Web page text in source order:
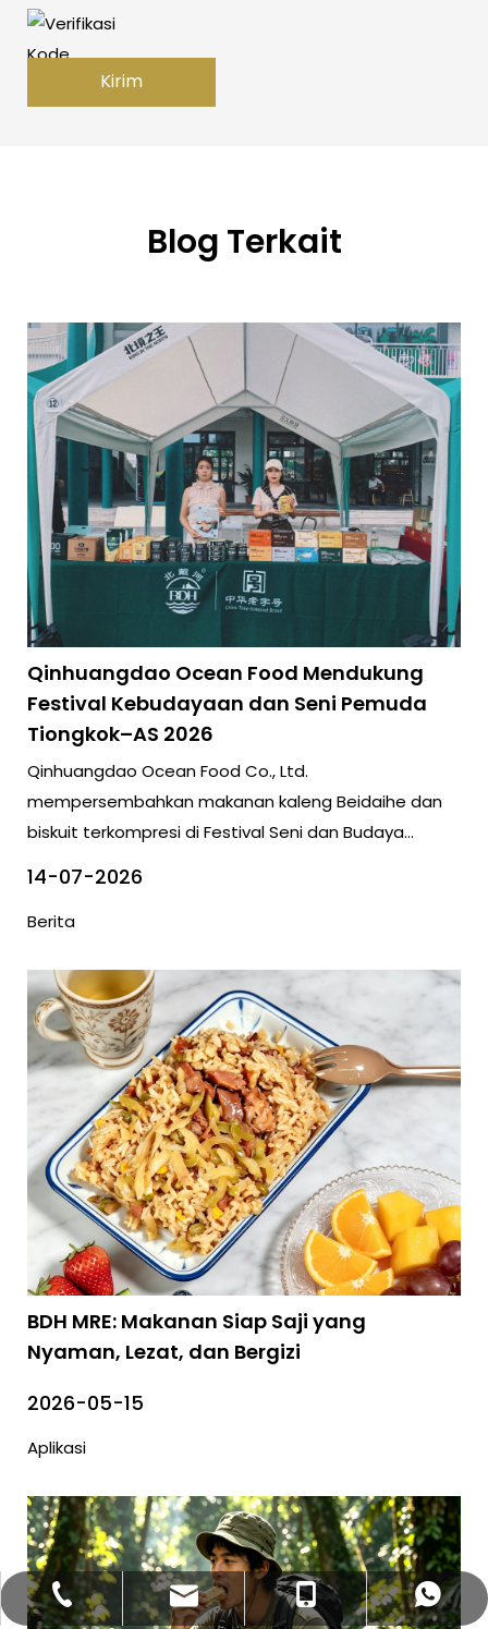
Kirim
Blog Terkait
Qinhuangdao Ocean Food Mendukung
Festival Kebudayaan dan Seni Pemuda
Tiongkok–AS 2026
Qinhuangdao Ocean Food Co., Ltd.
mempersembahkan makanan kaleng Beidaihe dan
biskuit terkompresi di Festival Seni dan Budaya
14-07-2026
Berita
BDH MRE: Makanan Siap Saji yang
Nyaman, Lezat, dan Bergizi
2026-05-15
Aplikasi
+86-335-3957085
bettyzhang@qhdhysp.com
+86- 13133515208
+86 13133515208